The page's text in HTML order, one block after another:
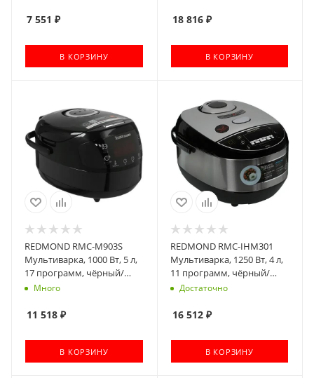
7 551 ₽
В КОРЗИНУ
18 816₽
В КОРЗИНУ
REDMOND RMC-M903S
Мультиварка, 1000 Вт, 5 л,
17 программ, чёрный/
металлик
Много
11 518 ₽
В КОРЗИНУ
REDMOND RMC-IHM301
Мультиварка, 1250 Вт, 4 л,
11 программ, чёрный/
металлик
Достаточно
16 512₽
В КОРЗИНУ